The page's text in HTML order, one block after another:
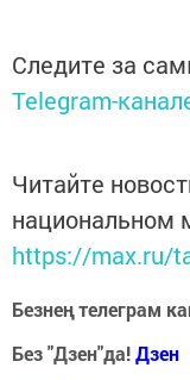
Следите за
Telegram-
Читайте
национальном
https://max.ru/
Безнең телеграм
Без "Дзен"да!Дзен